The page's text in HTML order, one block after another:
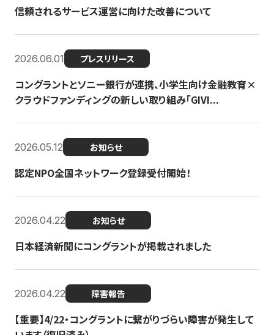
信頼されるサービス運営に向けた改善について
2026.06.01 プレスリリース
コングラントとソニー銀行が連携、小学生向け金融教育×
クラウドファンディングの新しい取り組み「GIVI...
2026.05.12 お知らせ
認定NPO全国ネットワーク登録受付開始！
2026.04.22 お知らせ
日本経済新聞にコングラントが掲載されました
2026.04.22 障害報告
【重要】4/22・コングラントに繋がりづらい障害が発生して